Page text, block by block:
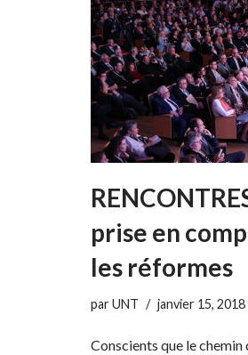
prise en
les réformes
parUNT janvier 15, 2018
Conscients que le